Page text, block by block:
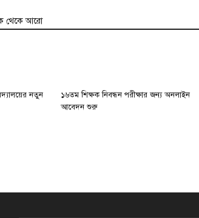
থেকে আরো
নতুন
১৬তম শিক্ষক নিবন্ধন পরীক্ষার জন্য অনলাইন
আবেদন শুরু